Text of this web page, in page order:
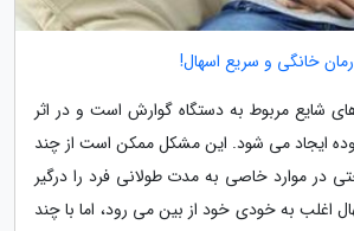
خانگی و سریع اسهال!
شایع مربوط به دستگاه گوارش است و در اثر
ایجاد می شود. این مشکل ممکن است از چند
در موارد خاصی به مدت طولانی فرد را درگیر
اغلب به خودی خود از بین می رود، اما با چند